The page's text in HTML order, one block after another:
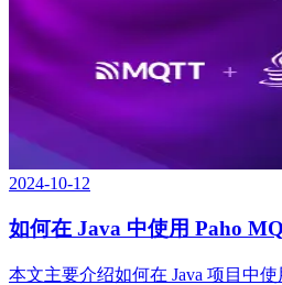
2024-10-12
如何在 Java 中使用 Paho
本文主要介绍如何在 Java 项目中